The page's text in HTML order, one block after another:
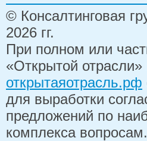
© Консалтинговая
2026 гг.
При полном или
«Открытой
открытаяотрасль.рф
для выработки
предложений по
комплекса вопросам.